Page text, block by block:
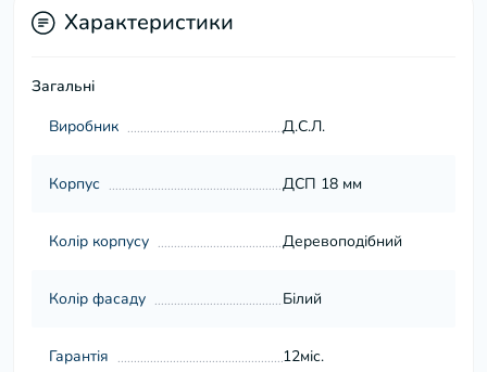
Характеристики
Загальні
Виробник
Д.С.Л.
Корпус ДСП 18 мм
Колір корпусу Деревоподібний
Колір фасаду Білий
Гарантія 12міс.